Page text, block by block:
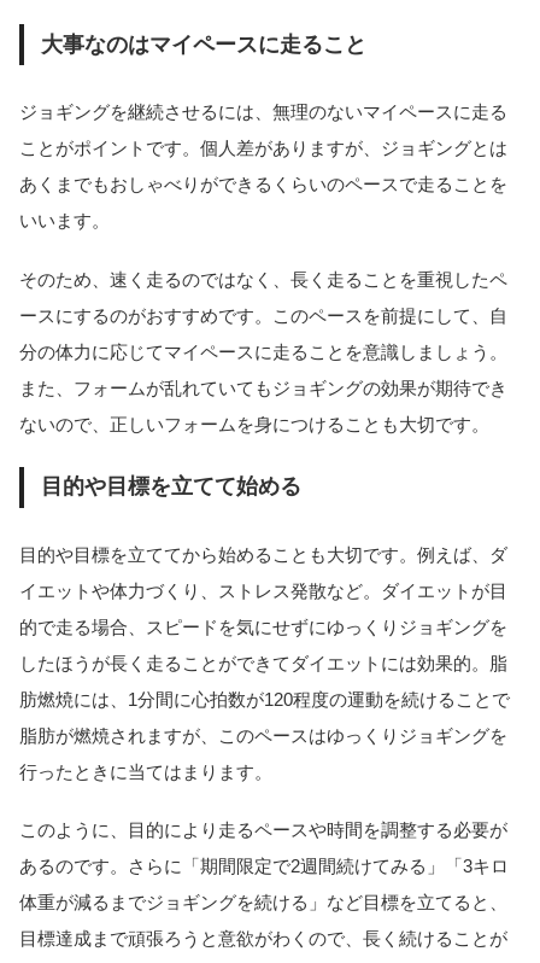
大事なのはマイペースに走ること
ジョギングを継続させるには、無理のないマイペースに走る
ことがポイントです。個人差がありますが、ジョギングとは
あくまでもおしゃべりができるくらいのペースで走ることを
いいます。
そのため、速く走るのではなく、長く走ることを重視したペ
ースにするのがおすすめです。このペースを前提にして、自
分の体力に応じてマイペースに走ることを意識しましょう。
また、フォームが乱れていてもジョギングの効果が期待でき
ないので、正しいフォームを身につけることも大切です。
目的や目標を立てて始める
目的や目標を立ててから始めることも大切です。例えば、ダ
イエットや体力づくり、ストレス発散など。ダイエットが目
的で走る場合、スピードを気にせずにゆっくりジョギングを
したほうが長く走ることができてダイエットには効果的。脂
肪燃焼には、1分間に心拍数が120程度の運動を続けることで
脂肪が燃焼されますが、このペースはゆっくりジョギングを
行ったときに当てはまります。
このように、目的により走るペースや時間を調整する必要が
あるのです。さらに「期間限定で2週間続けてみる」「3キロ
体重が減るまでジョギングを続ける」など目標を立てると、
目標達成まで頑張ろうと意欲がわくので、長く続けることが